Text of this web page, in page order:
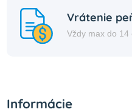
Vrátenie
Vždy max do 14
Informácie